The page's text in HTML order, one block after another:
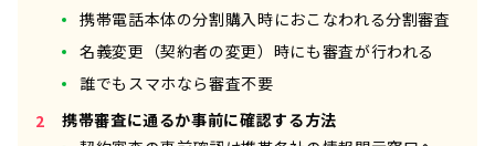
携帯電話本体の分割購入時におこなわれる分割審査
名義変更（契約者の変更）時にも審査が行われる
誰でもスマホなら審査不要
携帯審査に通るか事前に確認する方法